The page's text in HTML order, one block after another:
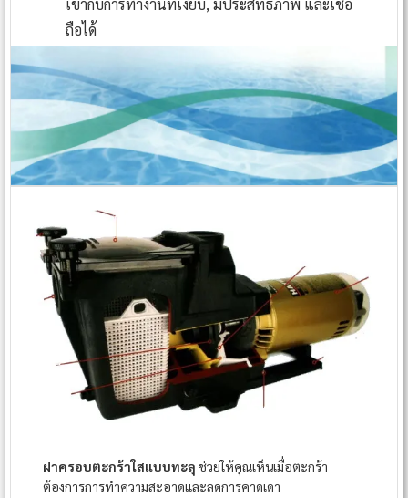
เข้ากับการทำงานที่เงียบ, มีประสิทธิภาพ และเชื่อ
ถือได้
ฝาครอบตะกร้าใสแบบทะลุ ช่วยให้คุณเห็นเมื่อตะกร้า
ต้องการการทำความสะอาดและลดการคาดเดา